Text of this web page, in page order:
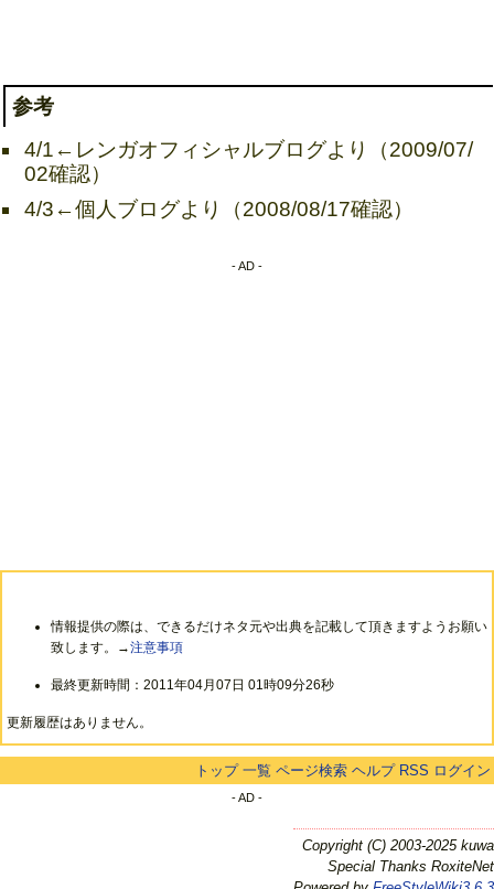
参考
4/1←レンガオフィシャルブログより（2009/07/
02確認）
4/3←個人ブログより（2008/08/17確認）
- AD -
情報提供の際は、できるだけネタ元や出典を記載して頂きますようお願い
致します。→注意事項
最終更新時間：2011年04月07日 01時09分26秒
更新履歴はありません。
トップ 一覧 ページ検索 ヘルプ RSS ログイン
- AD -
Copyright (C) 2003-2025 kuwa
Special Thanks RoxiteNet